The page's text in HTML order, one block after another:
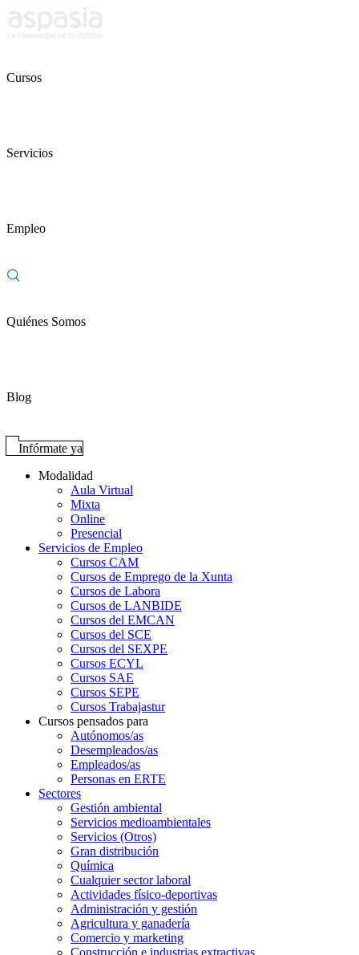
Cursos
Servicios
Empleo
Quiénes Somos
Blog
Infórmate ya
Modalidad
Aula Virtual
Mixta
Online
Presencial
Servicios de Empleo
Cursos CAM
Cursos de Emprego de la Xunta
Cursos de Labora
Cursos de LANBIDE
Cursos del EMCAN
Cursos del SCE
Cursos del SEXPE
Cursos ECYL
Cursos SAE
Cursos SEPE
Cursos Trabajastur
Cursos pensados para
Autónomos/as
Desempleados/as
Empleados/as
Personas en ERTE
Sectores
Gestión ambiental
Servicios medioambientales
Servicios (Otros)
Gran distribución
Química
Cualquier sector laboral
Actividades físico-deportivas
Administración y gestión
Agricultura y ganadería
Comercio y marketing
Construcción e industrias extractivas